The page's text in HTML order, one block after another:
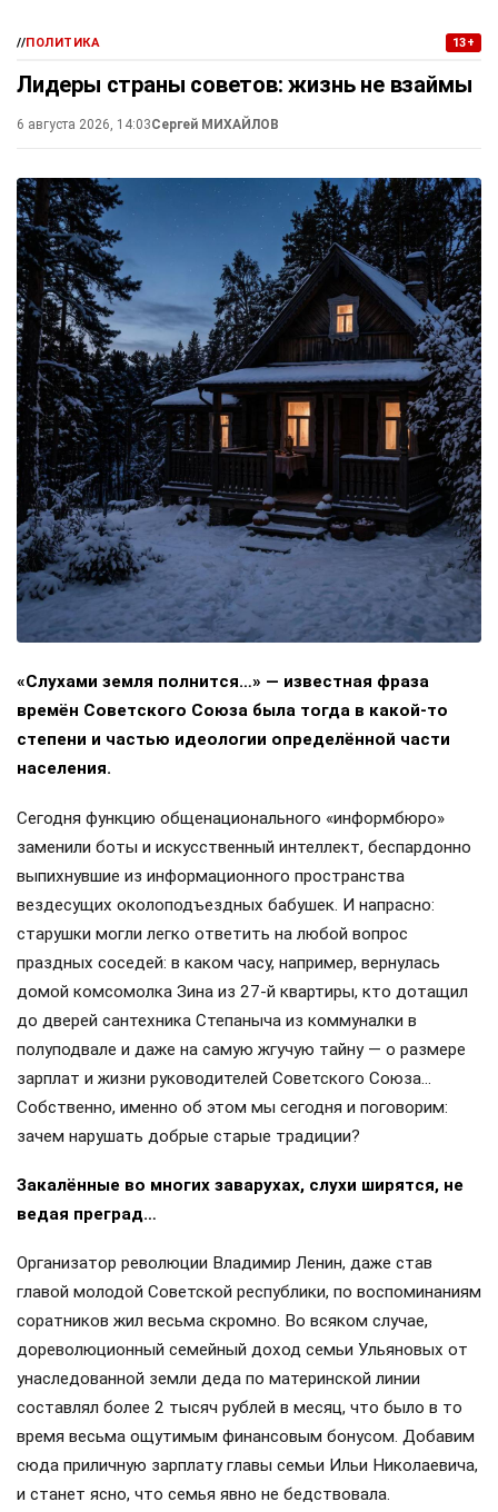
//ПОЛИТИКА 13+
Лидеры страны советов: жизнь не взаймы
6 августа 2026, 14:03Сергей МИХАЙЛОВ
«Слухами земля полнится…» — известная фраза
времён Советского Союза была тогда в какой-то
степени и частью идеологии определённой части
населения.
Сегодня функцию общенационального «информбюро»
заменили боты и искусственный интеллект, беспардонно
выпихнувшие из информационного пространства
вездесущих околоподъездных бабушек. И напрасно:
старушки могли легко ответить на любой вопрос
праздных соседей: в каком часу, например, вернулась
домой комсомолка Зина из 27-й квартиры, кто дотащил
до дверей сантехника Степаныча из коммуналки в
полуподвале и даже на самую жгучую тайну — о размере
зарплат и жизни руководителей Советского Союза…
Собственно, именно об этом мы сегодня и поговорим:
зачем нарушать добрые старые традиции?
Закалённые во многих заварухах, слухи ширятся, не
ведая преград…
Организатор революции Владимир Ленин, даже став
главой молодой Советской республики, по воспоминаниям
соратников жил весьма скромно. Во всяком случае,
дореволюционный семейный доход семьи Ульяновых от
унаследованной земли деда по материнской линии
составлял более 2 тысяч рублей в месяц, что было в то
время весьма ощутимым финансовым бонусом. Добавим
сюда приличную зарплату главы семьи Ильи Николаевича,
и станет ясно, что семья явно не бедствовала.